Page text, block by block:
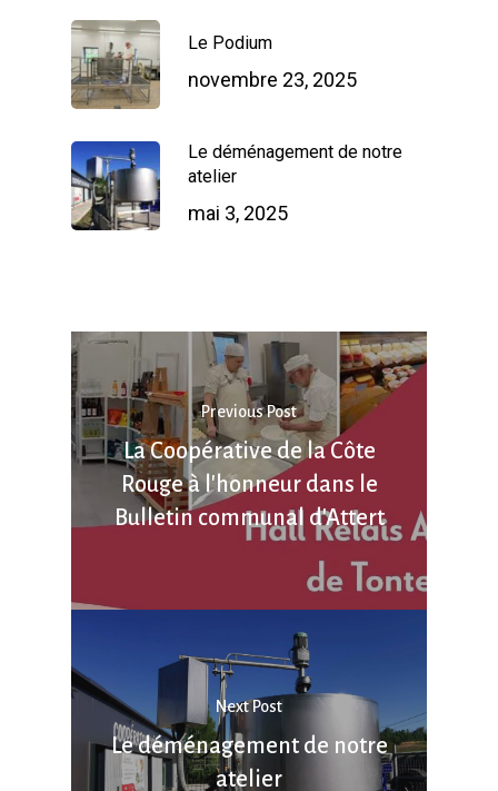
Le Podium
novembre 23, 2025
Le déménagement de notre
atelier
mai 3, 2025
Previous Post
La Coopérative de la Côte
Rouge à l'honneur dans le
Bulletin communal d'Attert
Next Post
Le déménagement de notre
atelier